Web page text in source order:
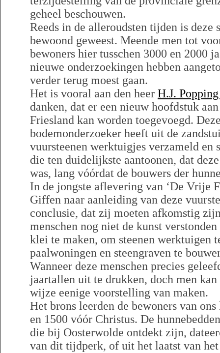
geheel beschouwen.
Reeds in de alleroudsten tijden is deze
bewoond geweest. Meende men tot
bewoners hier tusschen 3000 en 2000
nieuwe onderzoekingen hebben
verder terug moest gaan.
Het is vooral aan den heer H.J.
danken, dat er een nieuw hoofdstuk
Friesland kan worden toegevoegd.
bodemonderzoeker heeft uit de
vuursteenen werktuigjes verzameld en
die ten duidelijkste aantoonen, dat
was, lang vóórdat de bouwers der
In de jongste aflevering van ‘De Vrije
Giffen naar aanleiding van deze
conclusie, dat zij moeten afkomstig
menschen nog niet de kunst
klei te maken, om steenen werktuigen
paalwoningen en steengraven te
Wanneer deze menschen precies
jaartallen uit te drukken, doch men
wijze eenige voorstelling van maken.
Het brons leerden de bewoners van
en 1500 vóór Christus. De
die bij Oosterwolde ontdekt zijn,
van dit tijdperk, of uit het laatst van